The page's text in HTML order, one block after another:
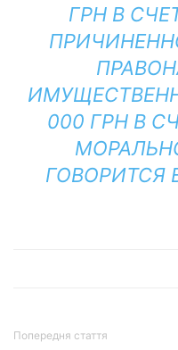
ГРН В
000 ГРН В
ГОВОРИТСЯ
Попередня стаття